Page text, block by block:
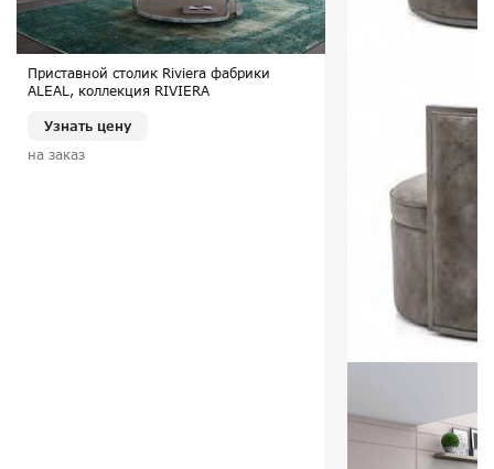
Приставной столик Riviera фабрики
ALEAL, коллекция RIVIERA
Узнать цену
на заказ